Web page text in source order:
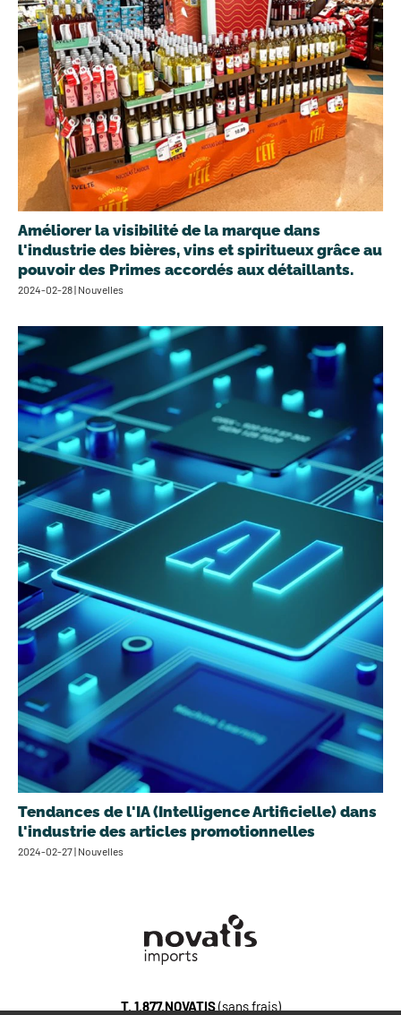
Améliorer la visibilité de la marque dans
l'industrie des bières, vins et spiritueux grâce au
pouvoir des Primes accordés aux détaillants.
2024-02-28 | Nouvelles
Tendances de l'IA (Intelligence Artificielle) dans
l'industrie des articles promotionnelles
2024-02-27 | Nouvelles
T. 1.877.NOVATIS(sans frais)